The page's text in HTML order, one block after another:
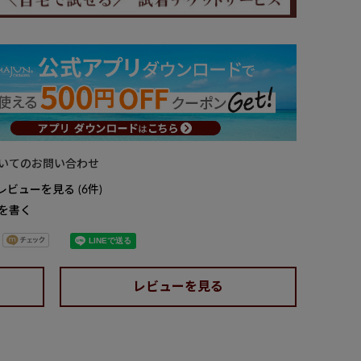
てのお問い合わせ
ビューを見る
6
書く
レビューを見る